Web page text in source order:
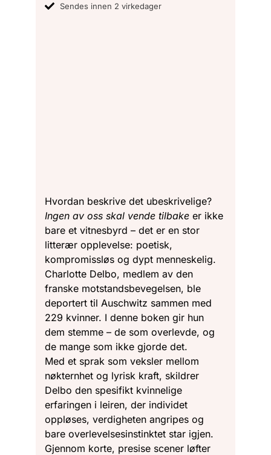
Sendes innen 2 virkedager
Hvordan beskrive det ubeskrivelige?
Ingen av oss skal vende tilbake er ikke
bare et vitnesbyrd – det er en stor
litterær opplevelse: poetisk,
kompromissløs og dypt menneskelig.
Charlotte Delbo, medlem av den
franske motstandsbevegelsen, ble
deportert til Auschwitz sammen med
229 kvinner. I denne boken gir hun
dem stemme – de som overlevde, og
de mange som ikke gjorde det.
Med et sprak som veksler mellom
nøkternhet og lyrisk kraft, skildrer
Delbo den spesifikt kvinnelige
erfaringen i leiren, der individet
oppløses, verdigheten angripes og
bare overlevelsesinstinktet star igjen.
Gjennom korte, presise scener løfter